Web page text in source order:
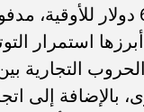
تقترب من 6000 دولار
استمرار
التجارية
بالإضافة إلى